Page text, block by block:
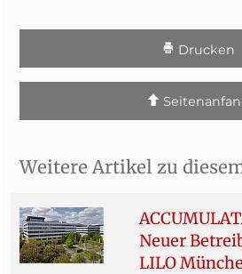
Drucken
Weitere Artikel zu
Neuer
LILO